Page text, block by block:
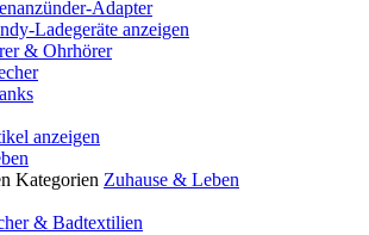
Adapter
Ladegeräte anzeigen
& Ohrhörer
anzeigen
Kategorien Zuhause & Leben
& Badtextilien